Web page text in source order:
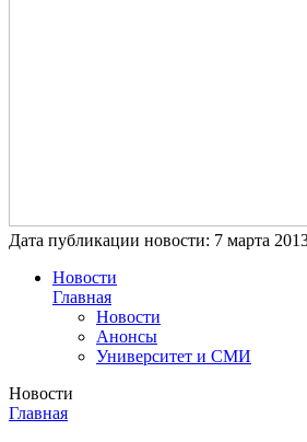
Дата публикации новости: 7 марта
Новости
Главная
Новости
Анонсы
Университет и СМИ
Новости
Главная